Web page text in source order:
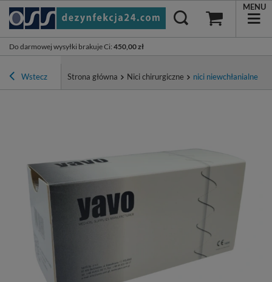
Do darmowej wysyłki brakuje Ci: 450,00 zł
MENU
Wstecz Strona główna Nici chirurgiczne nici niewchłanialne